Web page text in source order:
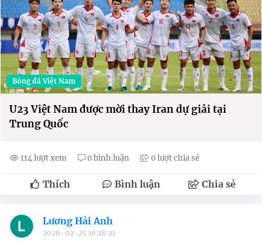
Bóng đá Việt Nam
U23 Việt Nam được mời thay Iran dự giải tại
Trung Quốc
114 lượt xem 0 bình luận 0 lượt chia sẻ
Thích Bình luận Chia sẻ
Lương Hải Anh
2026-02-25 16:18:21